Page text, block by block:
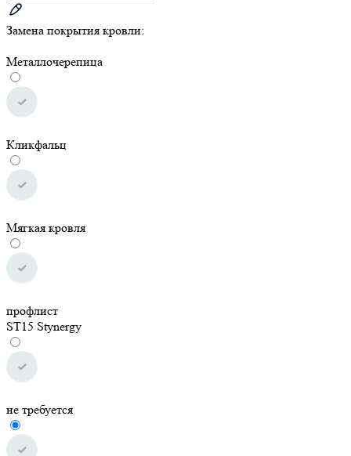
Замена покрытия кровли:
Металлочерепица
Кликфальц
Мягкая кровля
профлист
ST15 Stynergy
не требуется